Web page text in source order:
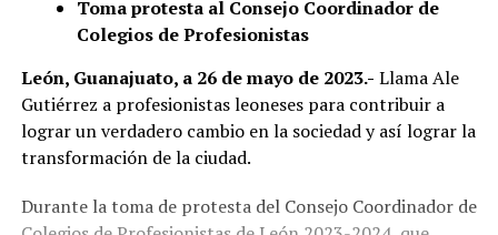
Toma protesta al Consejo Coordinador de
Colegios de Profesionistas
León, Guanajuato, a 26 de mayo de 2023.- Llama Ale
Gutiérrez a profesionistas leoneses para contribuir a
lograr un verdadero cambio en la sociedad y así lograr la
transformación de la ciudad.
Durante la toma de protesta del Consejo Coordinador de